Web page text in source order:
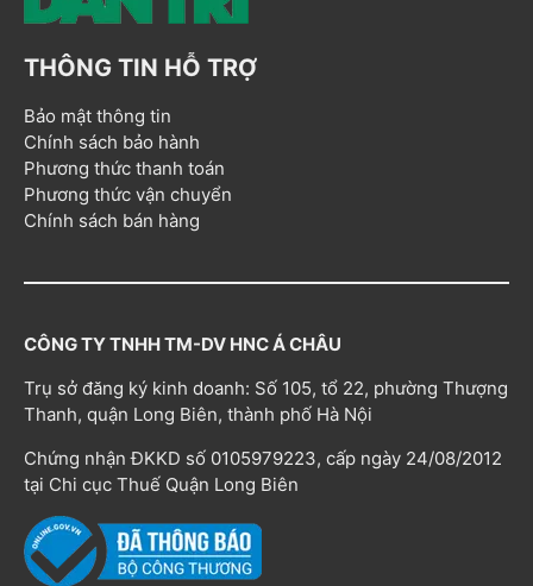
THÔNG TIN HỖ TRỢ
Bảo mật thông tin
Chính sách bảo hành
Phương thức thanh toán
Phương thức vận chuyển
Chính sách bán hàng
CÔNG TY TNHH TM-DV HNC Á CHÂU
Trụ sở đăng ký kinh doanh: Số 105, tổ 22, phường Thượng
Thanh, quận Long Biên, thành phố Hà Nội
Chứng nhận ĐKKD số 0105979223, cấp ngày 24/08/2012
tại Chi cục Thuế Quận Long Biên